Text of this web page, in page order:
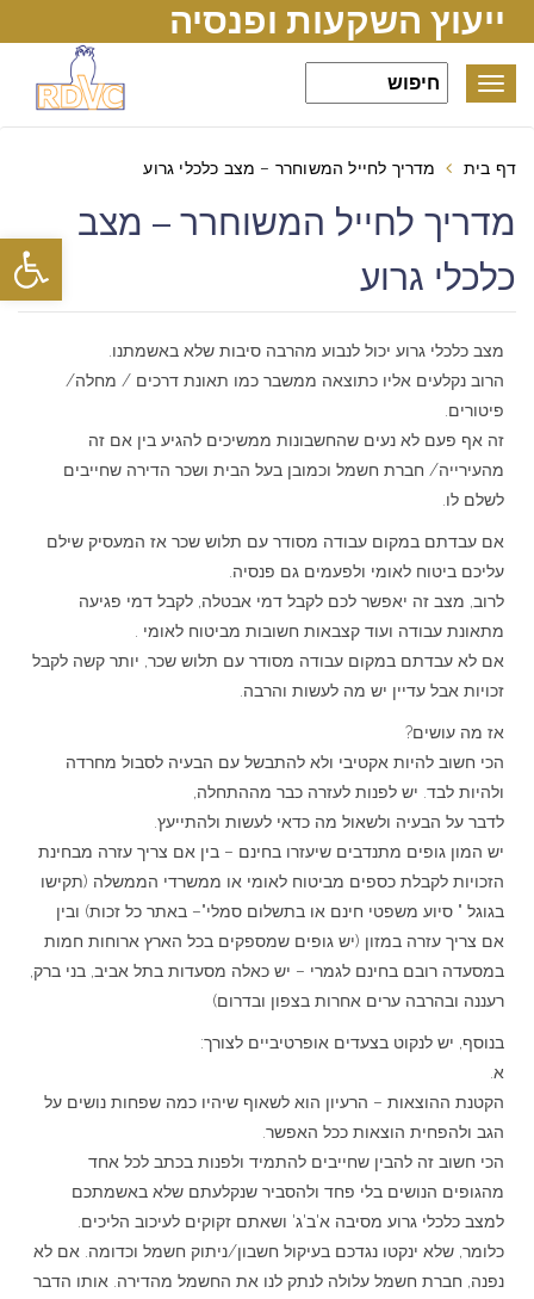
פתח
ייעוץ השקעות ופנסיה
Toggle
דף בית מדריך לחייל המשוחרר – מצב כלכלי גרוע
מדריך לחייל המשוחרר – מצב
כלכלי גרוע
מצב כלכלי גרוע יכול לנבוע מהרבה סיבות שלא באשמתנו.
הרוב נקלעים אליו כתוצאה ממשבר כמו תאונת דרכים / מחלה/
פיטורים.
זה אף פעם לא נעים שהחשבונות ממשיכים להגיע בין אם זה
מהעירייה/ חברת חשמל וכמובן בעל הבית ושכר הדירה שחייבים
לשלם לו.
אם עבדתם במקום עבודה מסודר עם תלוש שכר אז המעסיק שילם
עליכם ביטוח לאומי ולפעמים גם פנסיה.
לרוב, מצב זה יאפשר לכם לקבל דמי אבטלה, לקבל דמי פגיעה
מתאונת עבודה ועוד קצבאות חשובות מביטוח לאומי .
אם לא עבדתם במקום עבודה מסודר עם תלוש שכר, יותר קשה לקבל
זכויות אבל עדיין יש מה לעשות והרבה.
אז מה עושים?
הכי חשוב להיות אקטיבי ולא להתבשל עם הבעיה לסבול מחרדה
ולהיות לבד. יש לפנות לעזרה כבר מההתחלה,
לדבר על הבעיה ולשאול מה כדאי לעשות ולהתייעץ.
יש המון גופים מתנדבים שיעזרו בחינם – בין אם צריך עזרה מבחינת
הזכויות לקבלת כספים מביטוח לאומי או ממשרדי הממשלה (תקישו
בגוגל " סיוע משפטי חינם או בתשלום סמלי"– באתר כל זכות) ובין
אם צריך עזרה במזון (יש גופים שמספקים בכל הארץ ארוחות חמות
במסעדה רובם בחינם לגמרי – יש כאלה מסעדות בתל אביב, בני ברק,
רעננה ובהרבה ערים אחרות בצפון ובדרום)
בנוסף, יש לנקוט בצעדים אופרטיביים לצורך:
א.
הקטנת ההוצאות – הרעיון הוא לשאוף שיהיו כמה שפחות נושים על
הגב ולהפחית הוצאות ככל האפשר.
הכי חשוב זה להבין שחייבים להתמיד ולפנות בכתב לכל אחד
מהגופים הנושים בלי פחד ולהסביר שנקלעתם שלא באשמתכם
למצב כלכלי גרוע מסיבה א'ב'ג' ושאתם זקוקים לעיכוב הליכים.
כלומר, שלא ינקטו נגדכם בעיקול חשבון/ניתוק חשמל וכדומה. אם לא
נפנה, חברת חשמל עלולה לנתק לנו את החשמל מהדירה. אותו הדבר